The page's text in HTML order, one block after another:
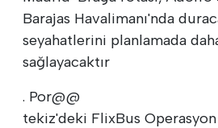
Barajas Havalimanı'nda
seyahatlerini planlamada
sağlayacaktır
. Por@@
tekiz'deki FlixBus